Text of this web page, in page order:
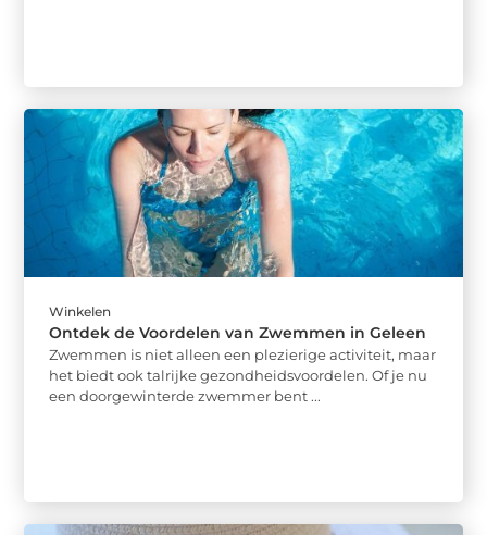
Winkelen
Ontdek de Voordelen van Zwemmen in Geleen
Zwemmen is niet alleen een plezierige activiteit, maar
het biedt ook talrijke gezondheidsvoordelen. Of je nu
een doorgewinterde zwemmer bent ...